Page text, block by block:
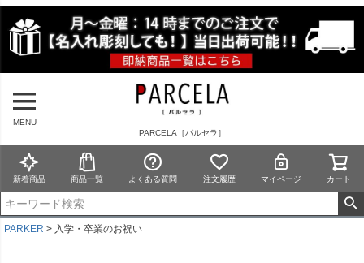
MENU
PARCELA［パルセラ］
新着商品 商品一覧 よくある質問 注文履歴 マイページ カート
PARKER 入学・卒業のお祝い